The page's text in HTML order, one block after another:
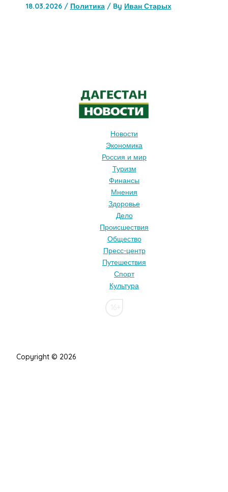
18.03.2026 / Политика/ By Иван Старых
Новости
Экономика
Россия и мир
Туризм
Финансы
Мнения
Здоровье
Дело
Происшествия
Общество
Пресс-центр
Путешествия
Спорт
Культура
Copyright © 2026